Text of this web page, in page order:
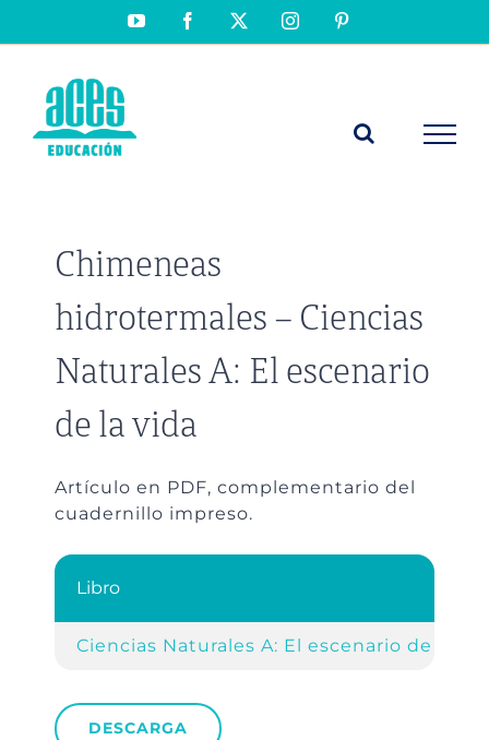
YouTubeFacebook Instagram
Chimeneas
hidrotermales – Ciencias
Naturales A: El escenario
de la vida
Artículo en PDF, complementario del
cuadernillo impreso.
Libro
Ciencias Naturales A: El escenario de la
DESCARGA